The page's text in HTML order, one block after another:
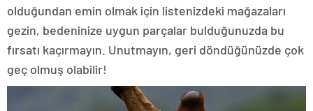
olduğundan emin olmak için listenizdeki mağazaları
gezin, bedeninize uygun parçalar bulduğunuzda bu
fırsatı kaçırmayın. Unutmayın, geri döndüğünüzde çok
geç olmuş olabilir!